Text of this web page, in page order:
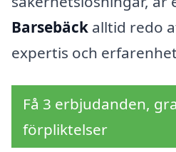
Barsebäck alltid redo
expertis och
Få 3 erbjudanden,
förpliktelser